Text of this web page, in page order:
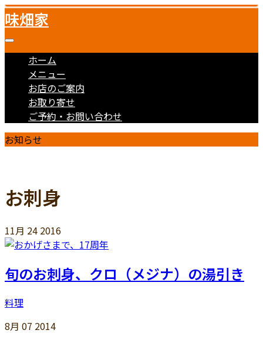
味畑家
ホーム
メニュー
お店のご案内
お取り寄せ
ご予約・お問い合わせ
お知らせ
お刺身
11月 24 2016
旬のお刺身、クロ（メジナ）の湯引き
料理
8月 07 2014